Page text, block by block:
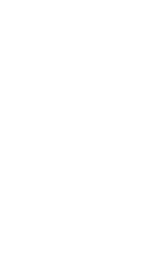
worden door de
verloren is gegaan,
in staat was het te
Waarheid zelf:
heeft, dan zullen
Geen ellendig mens
bevrijd, hoe groot
Gods
zoals de Psalmist
mij snel tegemoet
nogmaals: "Mijn